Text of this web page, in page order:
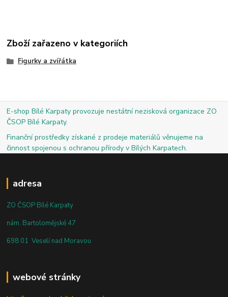
Zboží zařazeno v kategoriích
Figurky a zvířátka
E-shop Bílé Karpaty provozuje nestátní nezisková organizace ZO
ČSOP Bílé Karpaty.
Finanční prostředky získané z prodeje materiálů věnujeme na
činnost spojenou s ochranou přírody v Bílých Karpatech.
adresa
ZO ČSOP Bílé Karpaty
nám. Bartolomějské 47
698 01 Veselí nad Moravou
webové stránky